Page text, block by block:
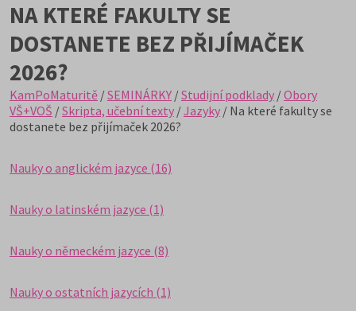
NA KTERÉ FAKULTY SE
DOSTANETE BEZ PŘIJÍMAČEK
2026?
KamPoMaturitě /SEMINÁRKY /Studijní podklady /Obory
VŠ+VOŠ /Skripta, učební texty /Jazyky / Na které fakulty se
dostanete bez přijímaček 2026?
Nauky o anglickém jazyce (16)
Nauky o latinském jazyce (1)
Nauky o německém jazyce (8)
Nauky o ostatních jazycích (1)